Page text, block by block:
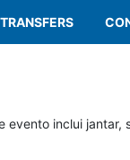
TRANSFERS
evento inclui